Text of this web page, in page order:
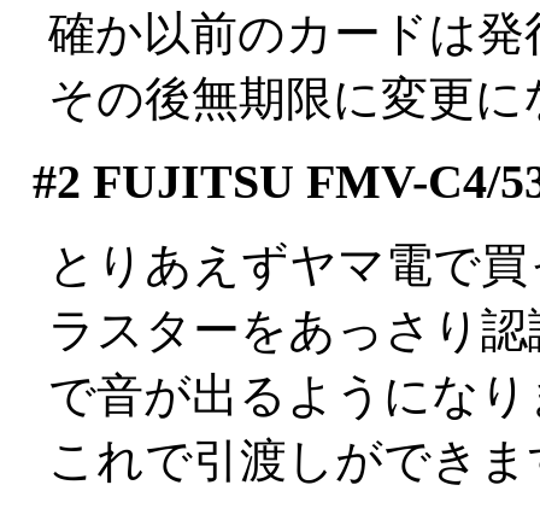
確か以前のカードは
その後無期限に変更
#2 FUJITSU FMV-C4/
とりあえずヤマ電で
ラスターをあっさり認
で音が出るようにな
これで引渡しができ